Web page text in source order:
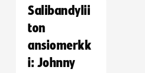
Salibandylii
ton
ansiomerkk
i: Johnny